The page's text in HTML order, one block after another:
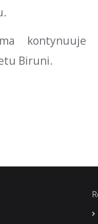
kontynuuje
Biruni.